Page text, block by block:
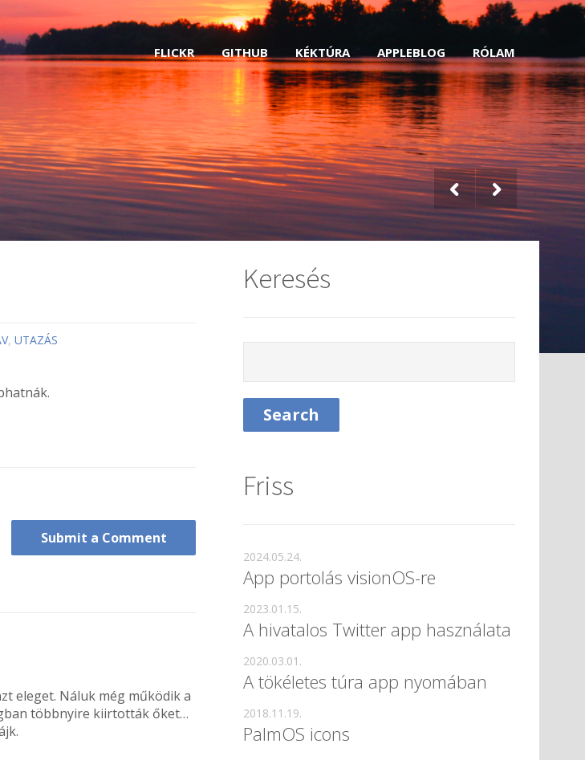
FLICKR GITHUB KÉKTÚRA APPLEBLOG RÓLAM
, UTAZÁS
Submit a Comment
eleget. Náluk még működik a
többnyire kiirtották őket…
Keresés
Friss
App portolás visionOS-re
2024.05.24.
A hivatalos Twitter app használata
2023.01.15.
A tökéletes túra app nyomában
2020.03.01.
PalmOS icons
2018.11.19.